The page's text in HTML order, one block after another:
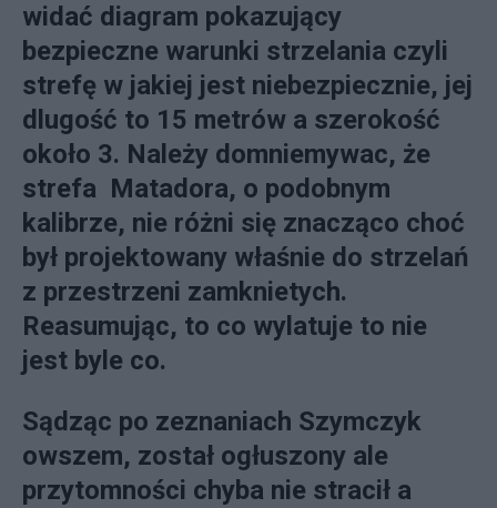
widać diagram pokazujący
bezpieczne warunki strzelania czyli
strefę w jakiej jest niebezpiecznie, jej
dlugość to 15 metrów a szerokość
około 3. Należy domniemywac, że
strefa Matadora, o podobnym
kalibrze, nie różni się znacząco choć
był projektowany właśnie do strzelań
z przestrzeni zamknietych.
Reasumując, to co wylatuje to nie
jest byle co.
Sądząc po zeznaniach Szymczyk
owszem, został ogłuszony ale
przytomności chyba nie stracił a